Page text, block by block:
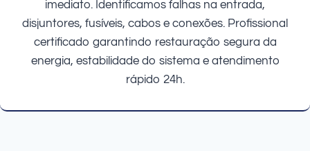
imediato. Identificamos falhas na entrada,
disjuntores, fusíveis, cabos e conexões. Profissional
certificado garantindo restauração segura da
energia, estabilidade do sistema e atendimento
rápido 24h.